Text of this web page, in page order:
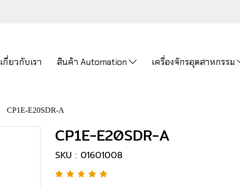
เกี่ยวกับเรา สินค้า Automation เครื่องจักรอุตสาหกรรม
CP1E-E20SDR-A
CP1E-E20SDR-A
SKU : 01601008